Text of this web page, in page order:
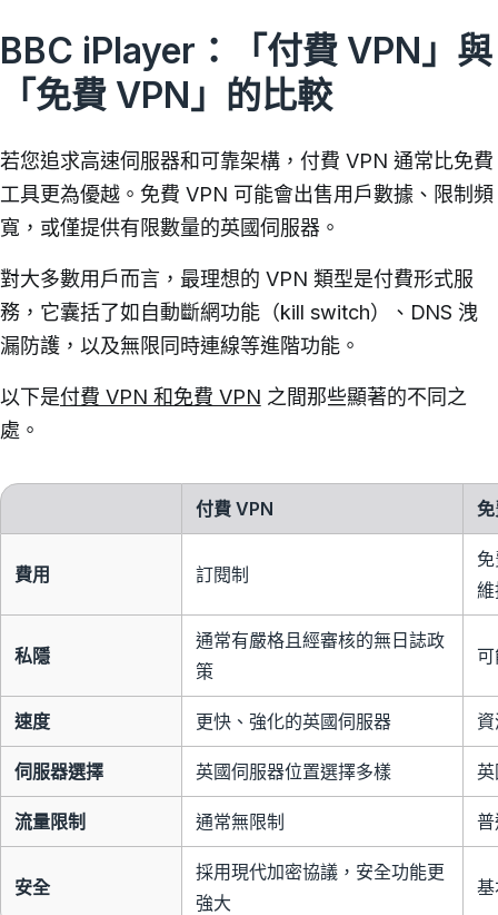
BBC iPlayer：「付費 VPN」與
「免費 VPN」的比較
若您追求高速伺服器和可靠架構，付費 VPN 通常比免費
工具更為優越。免費 VPN 可能會出售用戶數據、限制頻
寬，或僅提供有限數量的英國伺服器。
對大多數用戶而言，最理想的 VPN 類型是付費形式服
務，它囊括了如自動斷網功能（kill switch）、DNS 洩
漏防護，以及無限同時連線等進階功能。
以下是付費 VPN 和免費 VPN 之間那些顯著的不同之
處。
付費 VPN
費用 訂閱制
私隱
通常有嚴格且經審核的無日誌政
策
速度 更快、強化的英國伺服器
伺服器選擇 英國伺服器位置選擇多樣
流量限制 通常無限制
安全
採用現代加密協議，安全功能更
強大